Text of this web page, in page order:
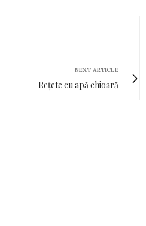
NEXT ARTICLE
Rețete cu apă chioară